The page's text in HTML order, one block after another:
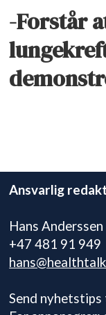
-Forstår
Ansvarlig
Hans Anderssen
+47 481 91 949
Send nyhetstips